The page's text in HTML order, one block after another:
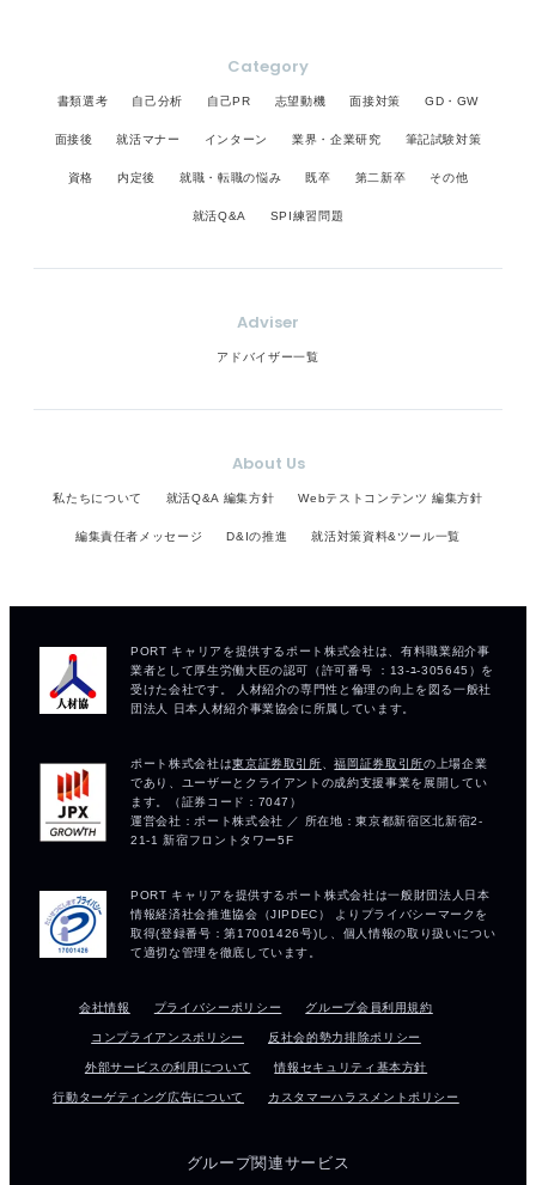
Category
書類選考 自己分析 自己PR 志望動機 面接対策 GD・GW
面接後 就活マナー インターン 業界・企業研究 筆記試験対策
資格 内定後 就職・転職の悩み 既卒 第二新卒 その他
就活Q&A SPI練習問題
Adviser
アドバイザー一覧
About Us
私たちについて 就活Q&A 編集方針 Webテストコンテンツ 編集方針
編集責任者メッセージ D&Iの推進 就活対策資料&ツール一覧
会社情報 プライバシーポリシー グループ会員利用規約
コンプライアンスポリシー 反社会的勢力排除ポリシー
外部サービスの利用について 情報セキュリティ基本方針
行動ターゲティング広告について カスタマーハラスメントポリシー